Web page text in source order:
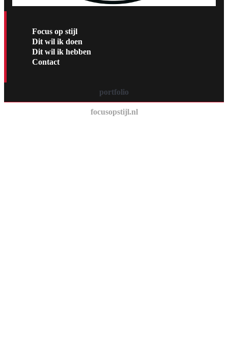
Focus op stijl
Dit wil ik doen
Dit wil ik hebben
Contact
portfolio
focusopstijl.nl